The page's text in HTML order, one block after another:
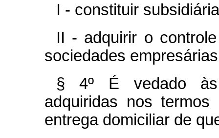
I - constituir
II - adquirir o
sociedades
§ 4º É vedado às
adquiridas nos
entrega domiciliar de